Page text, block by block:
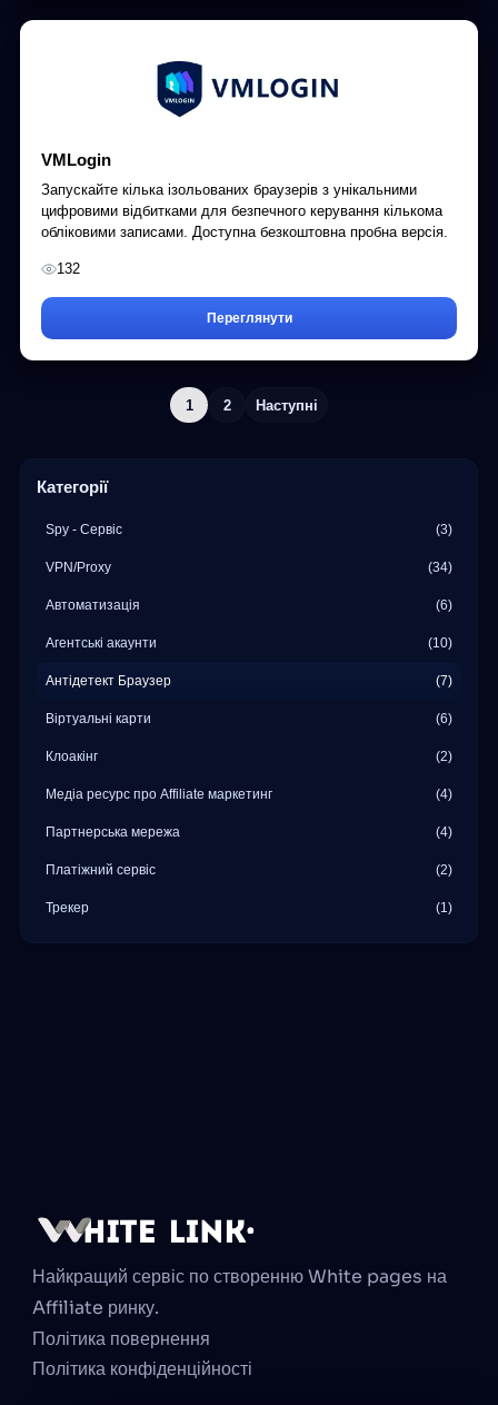
VMLogin
Запускайте кілька ізольованих браузерів з унікальними
цифровими відбитками для безпечного керування кількома
обліковими записами. Доступна безкоштовна пробна версія.
132
Переглянути
1 2 Наступні
Категорії
Spy - Сервіс (3)
VPN/Proxy (34)
Автоматизація (6)
Агентські акаунти (10)
Антідетект Браузер (7)
Віртуальні карти (6)
Клоакінг (2)
Медіа ресурс про Affiliate маркетинг (4)
Партнерська мережа (4)
Платіжний сервіс (2)
Трекер (1)
Найкращий сервіс по створенню White pages на
Affiliate ринку.
Політика повернення
Політика конфіденційності